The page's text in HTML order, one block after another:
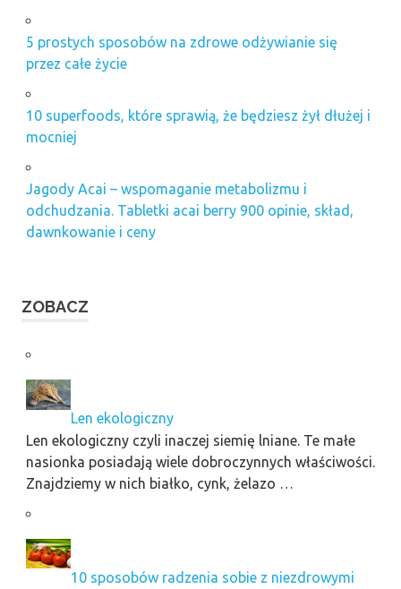
5 prostych sposobów na zdrowe odżywianie się
przez całe życie
10 superfoods, które sprawią, że będziesz żył dłużej i
mocniej
Jagody Acai – wspomaganie metabolizmu i
odchudzania. Tabletki acai berry 900 opinie, skład,
dawnkowanie i ceny
ZOBACZ
Len ekologiczny
Len ekologiczny czyli inaczej siemię lniane. Te małe
nasionka posiadają wiele dobroczynnych właściwości.
Znajdziemy w nich białko, cynk, żelazo …
10 sposobów radzenia sobie z niezdrowymi